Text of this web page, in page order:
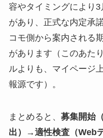
容やタイミングにより
があり、正式な内定承
コモ側から案内される
があります（このあた
ルよりも、マイページ
報源です）。
まとめると、 募集開始
出）→適性検査（Web